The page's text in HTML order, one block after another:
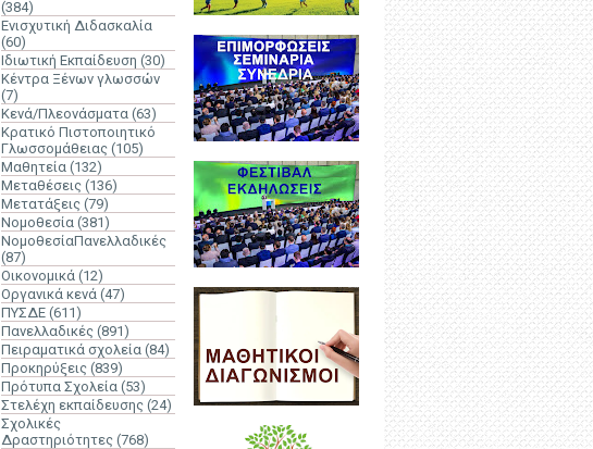
(384)
Ενισχυτική Διδασκαλία
(60)
Ιδιωτική Εκπαίδευση (30)
Κέντρα Ξένων γλωσσών
(7)
Κενά/Πλεονάσματα (63)
Κρατικό Πιστοποιητικό
Γλωσσομάθειας (105)
Μαθητεία (132)
Μεταθέσεις (136)
Μετατάξεις (79)
Νομοθεσία (381)
ΝομοθεσίαΠανελλαδικές
(87)
Οικονομικά (12)
Οργανικά κενά (47)
ΠΥΣΔΕ (611)
Πανελλαδικές (891)
Πειραματικά σχολεία (84)
Προκηρύξεις (839)
Πρότυπα Σχολεία (53)
Στελέχη εκπαίδευσης (24)
Σχολικές
Δραστηριότητες (768)